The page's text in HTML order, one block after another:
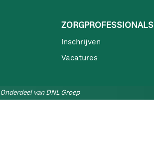
ZORGPROFESSIONALS
Inschrijven
Vacatures
Onderdeel van DNL Groep